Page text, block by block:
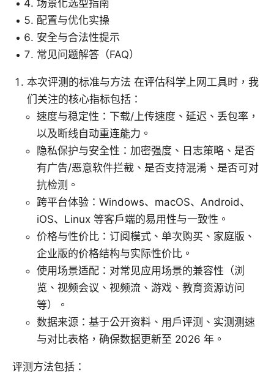
场景化选型指南
配置与优化实操
安全与合法性提示
常见问题解答（FAQ）
本次评测的标准与方法 在评估科学上网工具时，我
们关注的核心指标包括：
速度与稳定性：下载/上传速度、延迟、丢包率，
以及断线自动重连能力。
隐私保护与安全性：加密强度、日志策略、是否
有广告/恶意软件拦截、是否支持混淆、是否可对
抗检测。
跨平台体验：Windows、macOS、Android、
iOS、Linux 等客户端的易用性与一致性。
价格与性价比：订阅模式、单次购买、家庭版、
企业版的价格结构与实际性价比。
使用场景适配：对常见应用场景的兼容性（浏
览、视频会议、视频流、游戏、教育资源访问
等）。
数据来源：基于公开资料、用户评测、实测测速
与对比表格，确保数据更新至 2026 年。
评测方法包括：